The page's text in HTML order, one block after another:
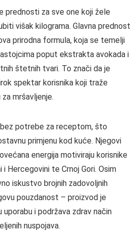
prednosti za sve one koji žele
višak kilograma. Glavna prednost
prirodna formula, koja se temelji
poput ekstrakta avokada i
štetnih tvari. To znači da je
spektar korisnika koji traže
mršavljenje.
potrebe za receptom, što
primjenu kod kuće. Njegovi
energija motiviraju korisnike
i Hercegovini te Crnoj Gori. Osim
iskustvo brojnih zadovoljnih
pouzdanost – proizvod je
uporabu i podržava zdrav način
nuspojava.